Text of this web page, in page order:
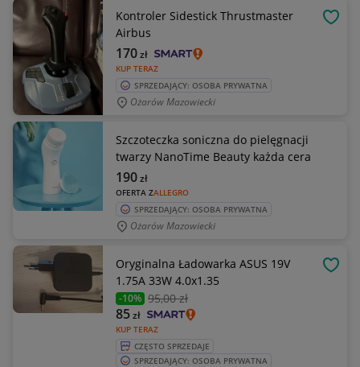
Kontroler Sidestick Thrustmaster
Airbus
KUP TERAZ
170zł
SPRZEDAJĄCY: OSOBA PRYWATNA
Ożarów Mazowiecki
Szczoteczka soniczna do pielęgnacji
twarzy NanoTime Beauty każda cera
OFERTA ZALLEGRO
190zł
SPRZEDAJĄCY: OSOBA PRYWATNA
Ożarów Mazowiecki
Oryginalna Ładowarka ASUS 19V
1.75A 33W 4.0x1.35
-10% 95,00 zł
KUP TERAZ
85zł
CZĘSTO SPRZEDAJE
SPRZEDAJĄCY: OSOBA PRYWATNA